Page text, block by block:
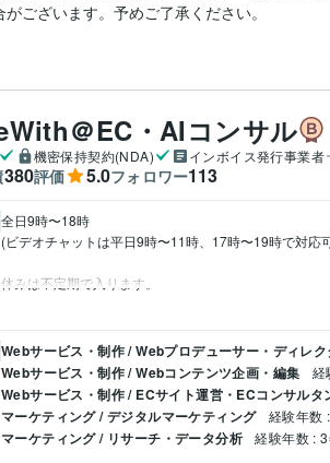
ございます。予めご了承ください。
＠EC・AIコンサル
機密保持契約(NDA) インボイス発行事業者
380評価 5.0フォロワー113
全日9時〜18時
(ビデオチャットは平日9時〜11時、17時〜19時で対応
休みは不定期で入ります。
Webサービス・制作 / Webプロデューサー・ディレ
Webサービス・制作 / Webコンテンツ企画・編集 経
Webサービス・制作 / ECサイト運営・ECコンサルタ
マーケティング / デジタルマーケティング 経験年数
マーケティング / リサーチ・データ分析 経験年数 :